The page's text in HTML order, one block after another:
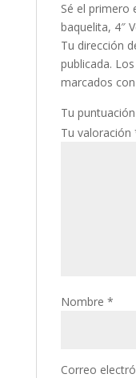
Sé el primero
baquelita, 4″
Tu dirección
publicada.
marcados con
Tu puntuación
Tu valoración
Nombre *
Correo